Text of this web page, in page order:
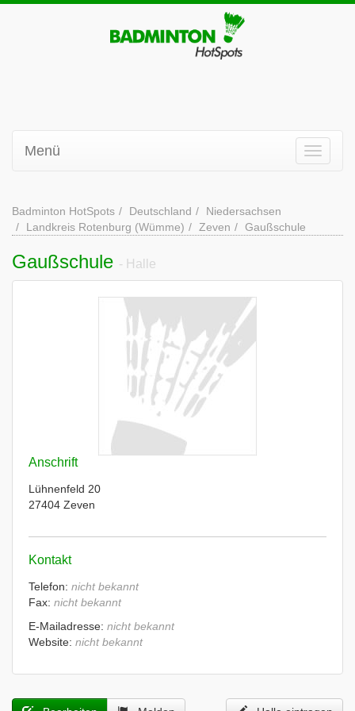
Menü
Badminton HotSpots Deutschland
Niedersachsen
Landkreis Rotenburg (Wümme)
Zeven Gaußschule
Gaußschule - Halle
Anschrift
Lühnenfeld 20
27404 Zeven
Kontakt
Telefon: nicht bekannt
Fax: nicht bekannt
E-Mailadresse: nicht bekannt
Website: nicht bekannt